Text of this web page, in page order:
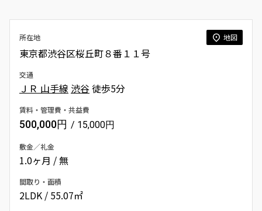
所在地 地図
東京都渋谷区桜丘町８番１１号
交通
ＪＲ 山手線 渋谷徒歩5分
賃料・管理費・共益費
500,000円 / 15,000円
敷金／礼金
1.0ヶ月 / 無
間取り・面積
2LDK / 55.07㎡